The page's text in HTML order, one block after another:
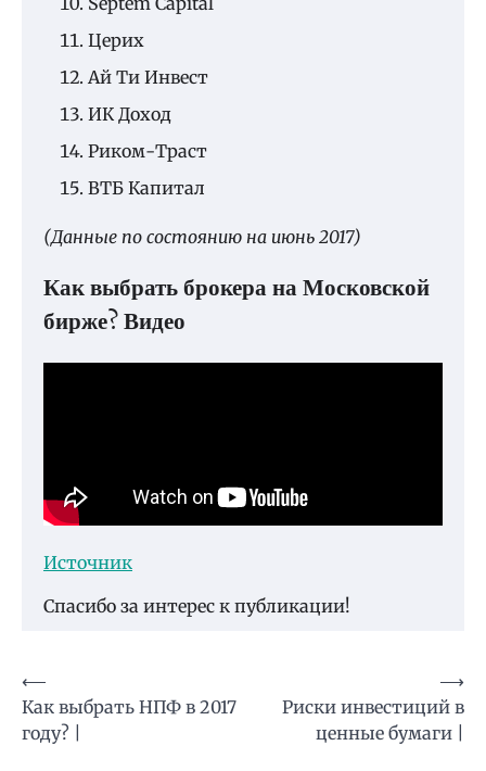
Церих
Ай Ти Инвест
ИК Доход
Риком-Траст
ВТБ Капитал
(Данные по состоянию на июнь 2017)
Как выбрать брокера на Московской
бирже? Видео
Источник
Спасибо за интерес к публикации!
Навигация
по
записям
⟵
Как выбрать НПФ в 2017
году? |
Риски инвестиций в
ценные бумаги |
⟶